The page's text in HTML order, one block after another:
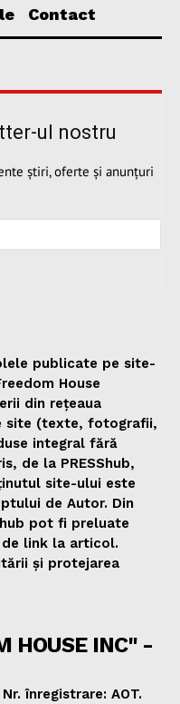
Contact
ul nostru
știri, oferte și anunțuri
publicate pe site-
House
din rețeaua
site (texte, fotografii,
integral fără
de la PRESShub,
site-ului este
de Autor. Din
pot fi preluate
de link la articol.
și protejarea
HOUSE INC" -
înregistrare: AOT.